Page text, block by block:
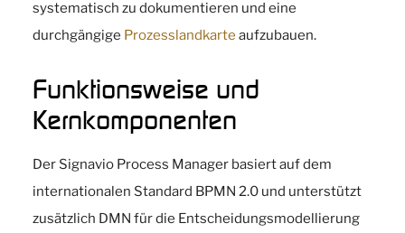
systematisch zu dokumentieren und eine
durchgängige Prozesslandkarte aufzubauen.
Funktionsweise und
Kernkomponenten
Der Signavio Process Manager basiert auf dem
internationalen Standard BPMN 2.0 und unterstützt
zusätzlich DMN für die Entscheidungsmodellierung